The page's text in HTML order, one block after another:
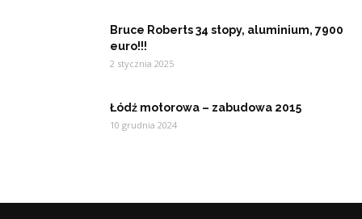
Bruce Roberts 34 stopy, aluminium, 7900
euro!!!
2 stycznia 2025
Łódź motorowa – zabudowa 2015
10 grudnia 2024